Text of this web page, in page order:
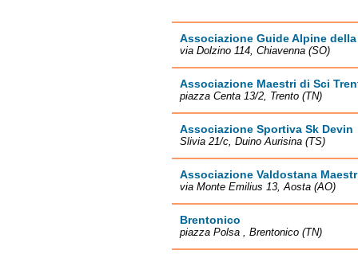
Associazione Guide Alpine
via Dolzino 114, Chiavenna (SO)
Associazione Maestri di Sci
piazza Centa 13/2, Trento (TN)
Associazione Sportiva Sk Devin
Slivia 21/c, Duino Aurisina (TS)
Associazione Valdostana
via Monte Emilius 13, Aosta (AO)
Brentonico
piazza Polsa , Brentonico (TN)